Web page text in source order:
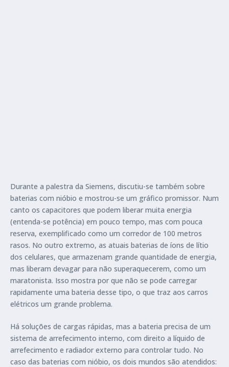
Durante a palestra da Siemens, discutiu-se também sobre
baterias com nióbio e mostrou-se um gráfico promissor. Num
canto os capacitores que podem liberar muita energia
(entenda-se potência) em pouco tempo, mas com pouca
reserva, exemplificado como um corredor de 100 metros
rasos. No outro extremo, as atuais baterias de íons de lítio
dos celulares, que armazenam grande quantidade de energia,
mas liberam devagar para não superaquecerem, como um
maratonista. Isso mostra por que não se pode carregar
rapidamente uma bateria desse tipo, o que traz aos carros
elétricos um grande problema.
Há soluções de cargas rápidas, mas a bateria precisa de um
sistema de arrefecimento interno, com direito a líquido de
arrefecimento e radiador externo para controlar tudo. No
caso das baterias com nióbio, os dois mundos são atendidos: